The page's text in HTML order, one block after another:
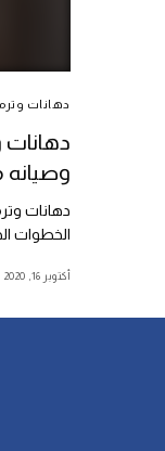
دهانات
وصيانه
دهانات
الخطوات
أكتوبر 16, 2020